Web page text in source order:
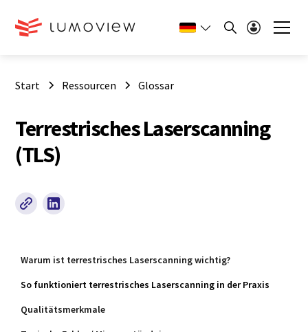
Start Ressourcen Glossar
Terrestrisches Laserscanning
(TLS)
Warum ist terrestrisches Laserscanning wichtig?
So funktioniert terrestrisches Laserscanning in der Praxis
Qualitätsmerkmale